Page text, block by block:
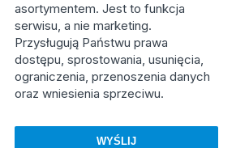
asortymentem. Jest to funkcja
serwisu, a nie marketing.
Przysługują Państwu prawa
dostępu, sprostowania, usunięcia,
ograniczenia, przenoszenia danych
oraz wniesienia sprzeciwu.